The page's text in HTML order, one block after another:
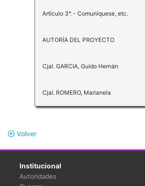
Artículo 3°. - Comuníquese, etc.
AUTORÍA DEL PROYECTO
Cjal. GARCIA, Guido Hernán
Cjal. ROMERO, Marianela
Volver
Institucional
Autoridades